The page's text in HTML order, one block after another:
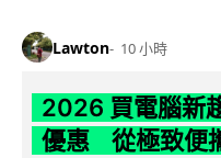
Lawton 10 小時
2026 買電腦新
優惠 從極致便